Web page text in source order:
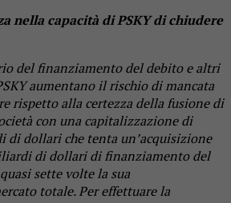
nella capacità di PSKY di chiudere
del finanziamento del debito e altri
aumentano il rischio di mancata
rispetto alla certezza della fusione di
con una capitalizzazione di
di dollari che tenta un’acquisizione
di dollari di finanziamento del
sette volte la sua
totale. Per effettuare la